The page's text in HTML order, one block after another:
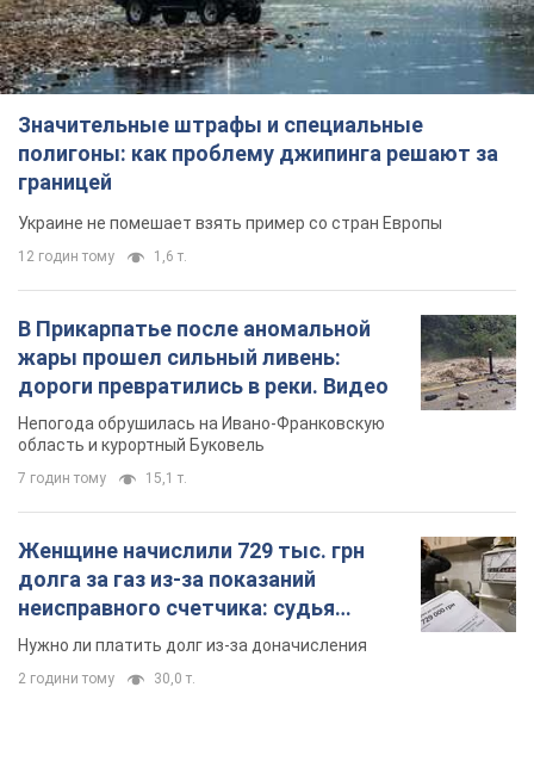
жары прошел сильный ливень:
дороги превратились в реки. Видео
Непогода обрушилась на Ивано-Франковскую
область и курортный Буковель
7 годин тому 15,1 т.
Женщине начислили 729 тыс. грн
долга за газ из-за показаний
2 години тому